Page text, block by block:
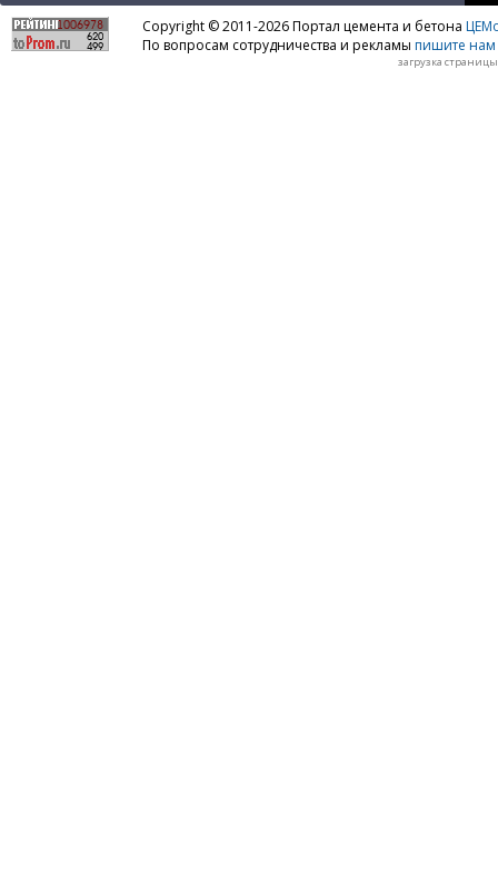
Copyright © 2011-2026 Портал цемента и бетона
По вопросам сотрудничества и рекламы пишите нам
загрузка